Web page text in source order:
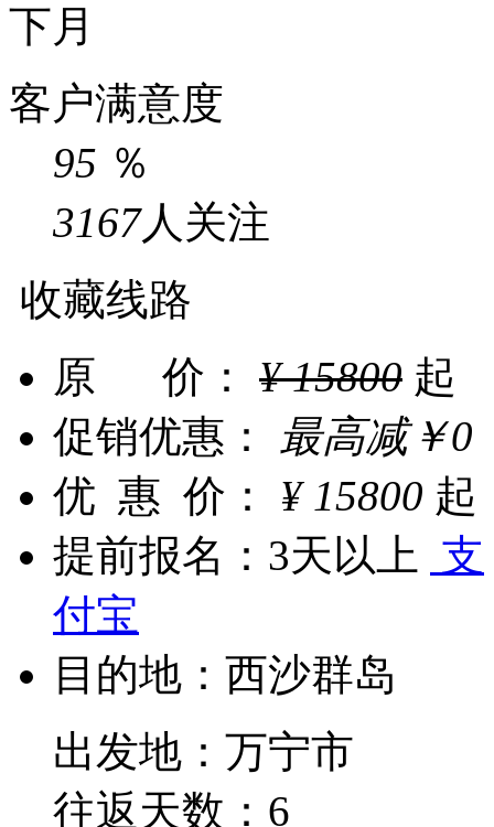
下月
客户满意度
95 ％
3167人关注
收藏线路
原 价：
¥15800 起
促销优惠：
最高减￥0
优 惠 价：
¥ 15800 起
提前报名： 3天以上
支
付宝
目的地： 西沙群岛
出发地：万宁市
往返天数：6